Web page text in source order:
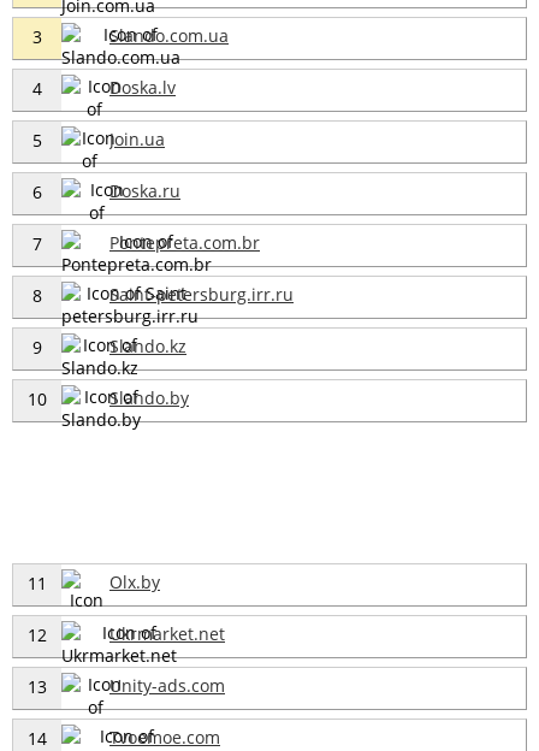
3 Slando.com.ua
4 Doska.lv
5 Join.ua
6 Doska.ru
7 Pontepreta.com.br
8 Saint-petersburg.irr.ru
9 Slando.kz
10 Slando.by
11 Olx.by
12 Ukrmarket.net
13 Unity-ads.com
14 Tvoemoe.com